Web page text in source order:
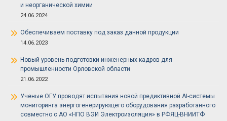
и неорганической химии
24.06.2024
Обеспечиваем поставку под заказ данной продукции
14.06.2023
Новый уровень подготовки инженерных кадров для
промышленности Орловской области
21.06.2022
Ученые ОГУ проводят испытания новой предиктивной AI-системы
мониторинга энергогенерирующего оборудования разработанного
совместно с АО «НПО ВЭИ Электроизоляция» в РФЯЦ-ВНИИТФ